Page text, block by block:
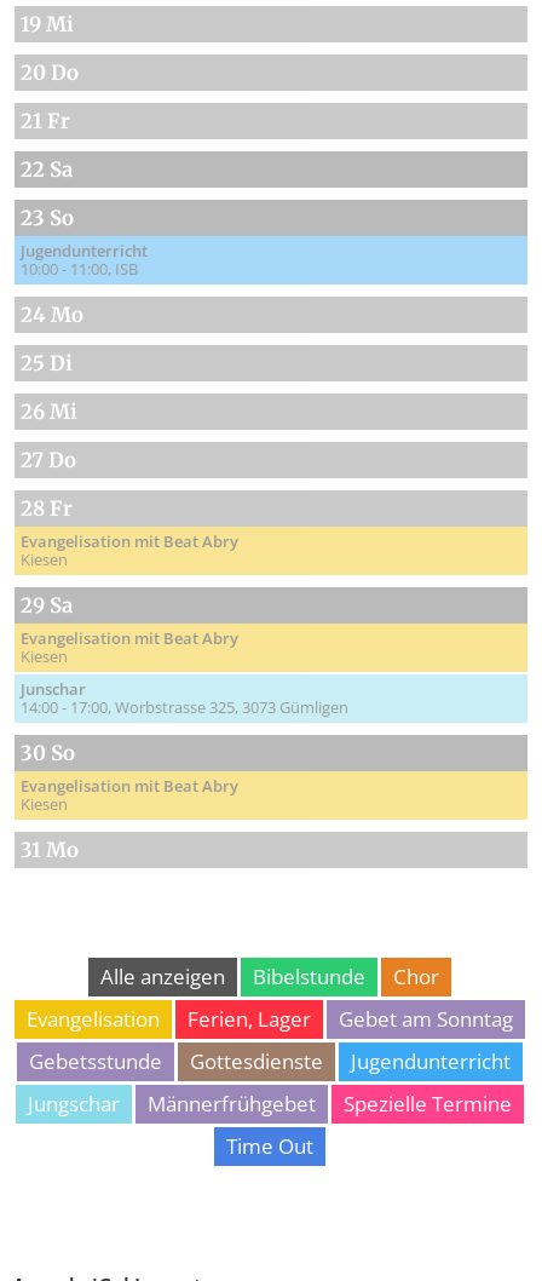
19 Mi
20 Do
21 Fr
22 Sa
23 So
Jugendunterricht
10:00 - 11:00 ISB
24 Mo
25 Di
26 Mi
27 Do
28 Fr
Evangelisation mit Beat Abry
Kiesen
29 Sa
Evangelisation mit Beat Abry
Kiesen
Junschar
14:00 - 17:00 Worbstrasse 325, 3073 Gümligen
30 So
Evangelisation mit Beat Abry
Kiesen
31 Mo
Alle anzeigen Bibelstunde
Chor
Evangelisation
Ferien, Lager
Gebet am Sonntag
Gebetsstunde
Gottesdienste
Jugendunterricht
Jungschar
Männerfrühgebet
Spezielle Termine
Time Out